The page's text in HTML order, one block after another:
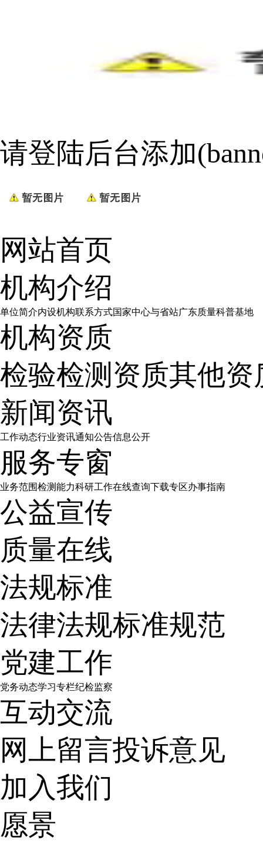
请登陆后台添加
网站首页
机构介绍
单位简介内设机构联系方式国家中心与省站广东质量科普基地
机构资质
检验检测资质其他资
新闻资讯
工作动态行业资讯通知公告信息公开
服务专窗
业务范围检测能力科研工作在线查询下载专区办事指南
公益宣传
质量在线
法规标准
法律法规标准规范
党建工作
党务动态学习专栏纪检监察
互动交流
网上留言投诉意见
加入我们
愿景